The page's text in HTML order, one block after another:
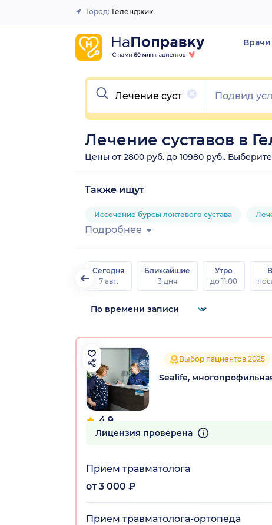
Закрыть
Город: Геленджик
Врачи
Очистить
Лечение суставов в
Цены от 2800 руб. до 10980 руб..
Также ищут
Иссечение бурсы локтевого сустава
Подробнее
Сегодня
7 авг.
Ближайшие
3 дня
Утро
до 11:00
4.9
217 отзывов
Выбор пациентов 2025
Sealife,
Лицензия проверена
Прием травматолога
от 3 000 ₽
Прием травматолога-ортопеда